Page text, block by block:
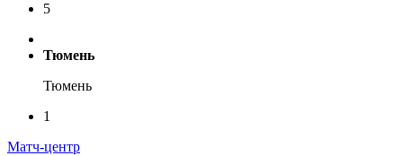
5
Тюмень
Тюмень
1
Матч-центр